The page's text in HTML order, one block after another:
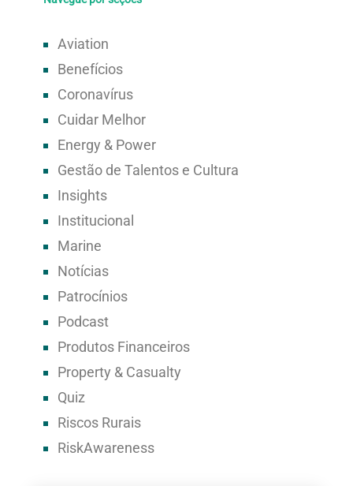
Aviation
Benefícios
Coronavírus
Cuidar Melhor
Energy & Power
Gestão de Talentos e Cultura
Insights
Institucional
Marine
Notícias
Patrocínios
Podcast
Produtos Financeiros
Property & Casualty
Quiz
Riscos Rurais
RiskAwareness